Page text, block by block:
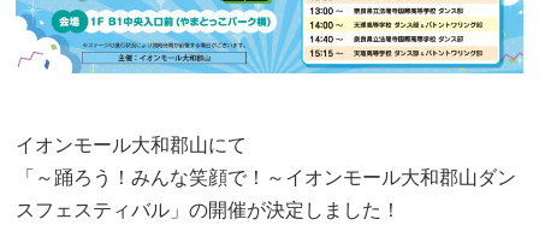
イオンモール大和郡山にて
「～踊ろう！みんな笑顔で！～イオンモール大和郡山ダン
スフェスティバル」の開催が決定しました！